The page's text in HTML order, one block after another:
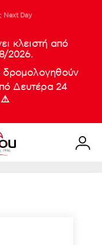
210 88 21
Next Day
κλειστή από
2026.
δρομολογηθούν
Δευτέρα 24
⚠️